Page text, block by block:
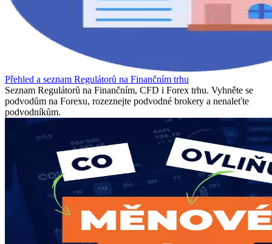
Přehled a seznam Regulátorů na Finančním trhu
Seznam Regulátorů na Finančním, CFD i Forex trhu. Vyhněte se
podvodům na Forexu, rozeznejte podvodné brokery a nenaleťte
podvodníkům.